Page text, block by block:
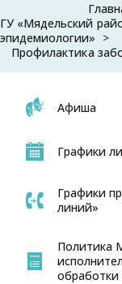
ГУ «Мядельский
эпидемиологии»
Профилактика
Афиша
Графики
Графики
линий»
Политика
обработки